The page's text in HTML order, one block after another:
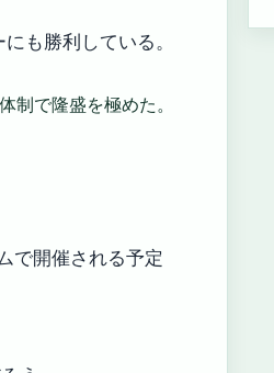
も勝利している。
で隆盛を極めた。
で開催される予定